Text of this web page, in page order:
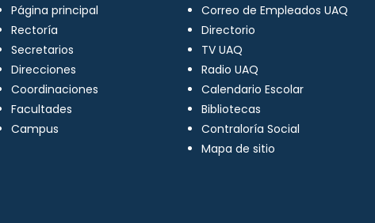
Página principal
Rectoría
Secretarios
Direcciones
Coordinaciones
Facultades
Campus
Correo de Empleados UAQ
Directorio
TV UAQ
Radio UAQ
Calendario Escolar
Bibliotecas
Contraloría Social
Mapa de sitio